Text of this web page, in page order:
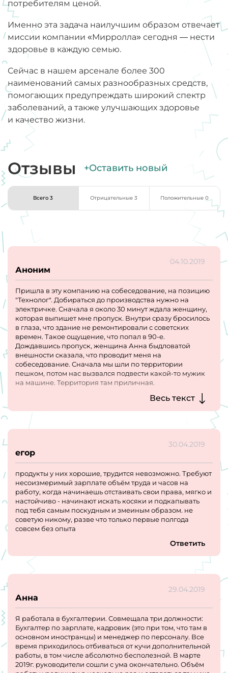
потребителям ценой.
Именно эта задача наилучшим образом отвечает
миссии компании «Мирролла» сегодня — нести
здоровье в каждую семью.
Сейчас в нашем арсенале более 300
наименований самых разнообразных средств,
помогающих предупреждать широкий спектр
заболеваний, а также улучшающих здоровье
и качество жизни.
Отзывы +Оставить новый
Всего 3 Отрицательные 3 Положительные 0
04.10.2019
Аноним
Пришла в эту компанию на собеседование, на позицию
"Технолог". Добираться до производства нужно на
электричке. Сначала я около 30 минут ждала женщину,
которая выпишет мне пропуск. Внутри сразу бросилось
в глаза, что здание не ремонтировали с советских
времен. Такое ощущение, что попал в 90-е.
Дождавшись пропуск, женщина Анна быдловатой
внешности сказала, что проводит меня на
собеседование. Сначала мы шли по территории
пешком, потом нас вызвался подвести какой-то мужик
на машине. Территория там приличная.
Доехали мы до серого одноэтажного здания. Зашли,мне
дали халат и бахилы. Я ждала сначала у дверей эту
Наталью Юрьевну минут 10 точно. Затем вышла моя
сопровождающая и сказала, что Наталья Юрьевна
разговаривает по телефону и надо подождать. Меня
15-20. Пришла эта Наталья Юрьевна - надменная
женщина лет 50. Пригласила меня побеседовать.
Насколько я поняла, она начальник производства.
Разговор начался классически с "расскажите о себе". Я
сказала где училась и кем работала. Сказала о
предыдущем месте работы, и своих обязанностях. Я
работала в офисе, работа в основном бумажная. На что
получила надменный ответ, что я якобы самодовольная,
раз пришла на эту позицию без опыта. Им требуется
человек с опытом на аналогичной должности, хотя в
требовалось химическое, фармацевтическое или
пищевое образование, которое у меня имелось. Все
собеседование прошло в тоне того, что я никто и звать
меня никак и зачем я вообще сюда пришла.
женщина.
Если вам требуется человек с опытом - надо это четко
моем резюме все ясно написано об образовании и
опыте.
В итоге я потратила целый день на бессмысленную
встречу, которая по факту длилась 10 минут.
Хамство и неуважительное отношение ждут Вас в этой
компании. Не тратьте время впустую!
Весь текст
30.04.2019
егор
продукты у них хорошие, трудится невозможно. Требуют
несоизмеримый зарплате объём труда и часов на
работу, когда начинаешь отстаивать свои права, мягко и
настойчиво - начинают искать косяки и подкапывать
под тебя самым поскудным и змеиным образом. не
советую никому, разве что только первые полгода
совсем без опыта
Ответить
29.04.2019
Анна
Я работала в бухгалтерии. Совмещала три должности:
Бухгалтер по зарплате, кадровик (это при том, что там в
основном иностранцы) и менеджер по персоналу. Все
время приходилось отбиваться от кучи дополнительной
работы, в том числе абсолютно бесполезной. В марте
2019г. руководители сошли с ума окончательно. Объём